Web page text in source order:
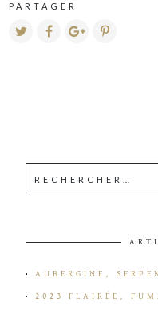
PARTAGER
AUBERGINE,
2023 FLAIRÉE,